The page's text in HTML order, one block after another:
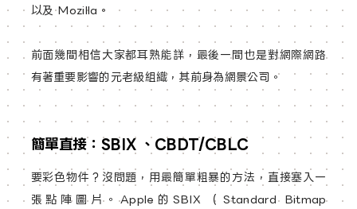
以及 Mozilla。
前面幾間相信大家都耳熟能詳，最後一間也是對網際網路
有著重要影響的元老級組織，其前身為網景公司。
簡單直接：SBIX 、CBDT/CBLC
要彩色物件？沒問題，用最簡單粗暴的方法，直接塞入一
張點陣圖片。Apple的SBIX （Standard Bitmap